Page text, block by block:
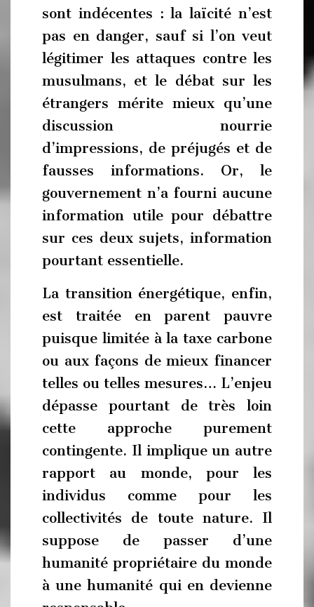
sont indécentes : la laïcité n’est
pas en danger, sauf si l’on veut
légitimer les attaques contre les
musulmans, et le débat sur les
étrangers mérite mieux qu’une
discussion nourrie
d’impressions, de préjugés et de
fausses informations. Or, le
gouvernement n’a fourni aucune
information utile pour débattre
sur ces deux sujets, information
pourtant essentielle.
La transition énergétique, enfin,
est traitée en parent pauvre
puisque limitée à la taxe carbone
ou aux façons de mieux financer
telles ou telles mesures… L’enjeu
dépasse pourtant de très loin
cette approche purement
contingente. Il implique un autre
rapport au monde, pour les
individus comme pour les
collectivités de toute nature. Il
suppose de passer d’une
humanité propriétaire du monde
à une humanité qui en devienne